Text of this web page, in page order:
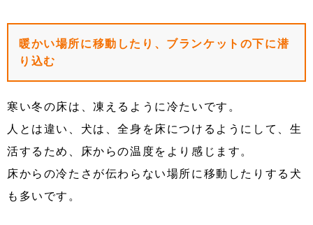
暖かい場所に移動したり、ブランケットの下に潜
り込む
寒い冬の床は、凍えるように冷たいです。
人とは違い、犬は、全身を床につけるようにして、生
活するため、床からの温度をより感じます。
床からの冷たさが伝わらない場所に移動したりする犬
も多いです。